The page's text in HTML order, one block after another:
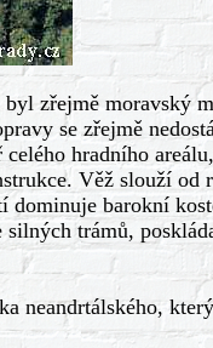
zřejmě moravský
se zřejmě
hradního
Věž slouží od
dominuje barokní
trámů,
neandrtálského,